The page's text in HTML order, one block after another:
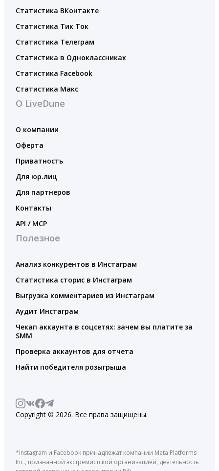
Статистика ВКонтакте
Статистика Тик Ток
Статистика Телеграм
Статистика в Одноклассниках
Статистика Facebook
Статистика Макс
О LiveDune
О компании
Оферта
Приватность
Для юр.лиц
Для партнеров
Контакты
API / MCP
Полезное
Анализ конкурентов в Инстаграм
Статистика сторис в Инстаграм
Выгрузка комментариев из Инстаграм
Аудит Инстаграм
Чекап аккаунта в соцсетях: зачем вы платите за
SMM
Проверка аккаунтов для отчета
Найти победителя розыгрыша
Copyright © 2026. Все права защищены.
*Instagram и Facebook принадлежат компании Meta Platforms
Inc., признанной экстремистской организацией, деятельность